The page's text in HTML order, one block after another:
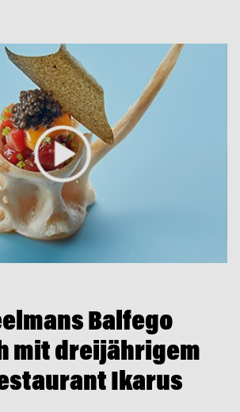
Balfego
mit dreijährigem
Ikarus